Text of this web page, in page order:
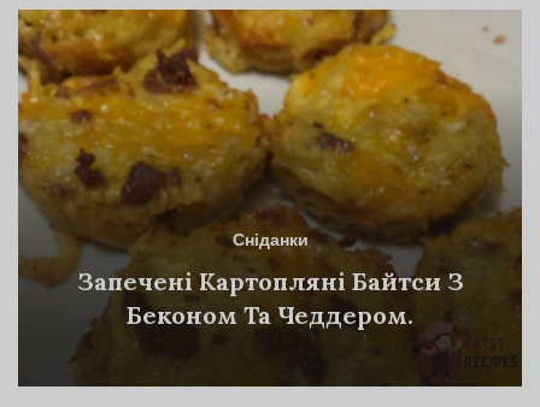
Сніданки
Запечені Картопляні Байтси З
Беконом Та Чеддером.